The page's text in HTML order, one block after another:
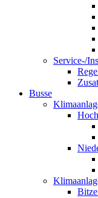
Service-/
Busse